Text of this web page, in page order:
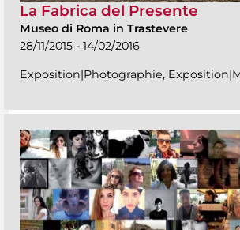
La Fabrica del Presente
Museo di Roma in Trastevere
28/11/2015 - 14/02/2016
Exposition|Photographie,